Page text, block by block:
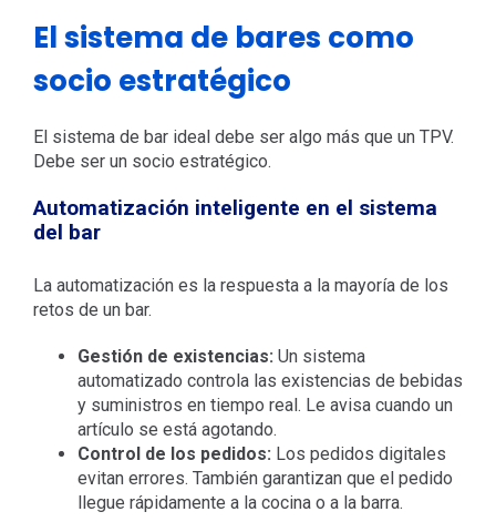
El sistema de bares como
socio estratégico
El sistema de bar ideal debe ser algo más que un TPV.
Debe ser un socio estratégico.
Automatización inteligente en el sistema
del bar
La automatización es la respuesta a la mayoría de los
retos de un bar.
Gestión de existencias: Un sistema
automatizado controla las existencias de bebidas
y suministros en tiempo real. Le avisa cuando un
artículo se está agotando.
Control de los pedidos: Los pedidos digitales
evitan errores. También garantizan que el pedido
llegue rápidamente a la cocina o a la barra.